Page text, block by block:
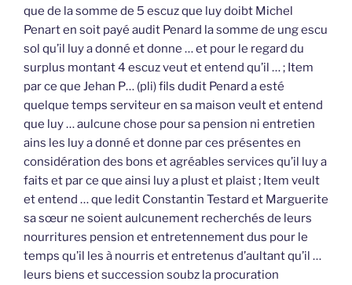
que de la somme de 5 escuz que luy doibt Michel
Penart en soit payé audit Penard la somme de ung escu
sol qu’il luy a donné et donne … et pour le regard du
surplus montant 4 escuz veut et entend qu’il … ; Item
par ce que Jehan P… (pli) fils dudit Penard a esté
quelque temps serviteur en sa maison veult et entend
que luy … aulcune chose pour sa pension ni entretien
ains les luy a donné et donne par ces présentes en
considération des bons et agréables services qu’il luy a
faits et par ce que ainsi luy a plust et plaist ; Item veult
et entend … que ledit Constantin Testard et Marguerite
sa sœur ne soient aulcunement recherchés de leurs
nourritures pension et entretennement dus pour le
temps qu’il les à nourris et entretenus d’aultant qu’il …
leurs biens et succession soubz la procuration